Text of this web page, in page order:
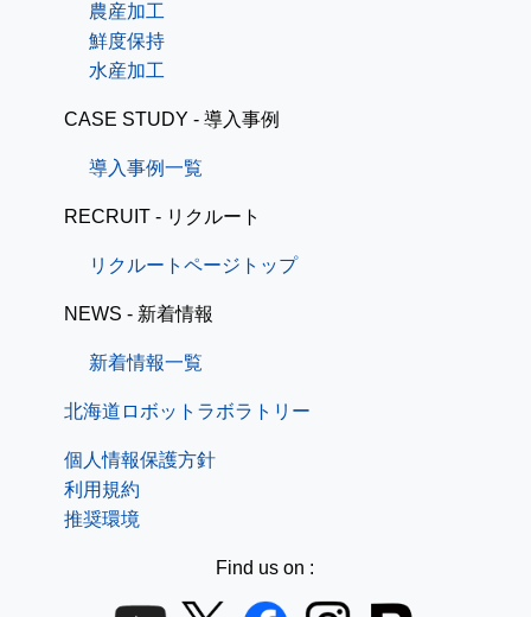
農産加工
鮮度保持
水産加工
CASE STUDY - 導入事例
導入事例一覧
RECRUIT - リクルート
リクルートページトップ
NEWS - 新着情報
新着情報一覧
北海道ロボットラボラトリー
個人情報保護方針
利用規約
推奨環境
Find us on :